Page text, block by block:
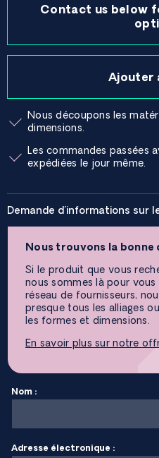
Contact us below
Ajouter
Nous découpons les
dimensions.
Les commandes passées
expédiées le jour même.
Demande d'informations sur
Nous trouvons la bonne
Si le produit que vous
nous sommes là pour
réseau de fournisseurs,
presque tous les alliages
les formes et dimensions.
En savoir plus sur notre
Nom :
Adresse électronique :